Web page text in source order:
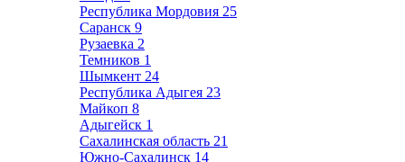
Республика Мордовия 25
Саранск 9
Рузаевка 2
Темников 1
Шымкент 24
Республика Адыгея 23
Майкоп 8
Адыгейск 1
Сахалинская область 21
Южно-Сахалинск 14